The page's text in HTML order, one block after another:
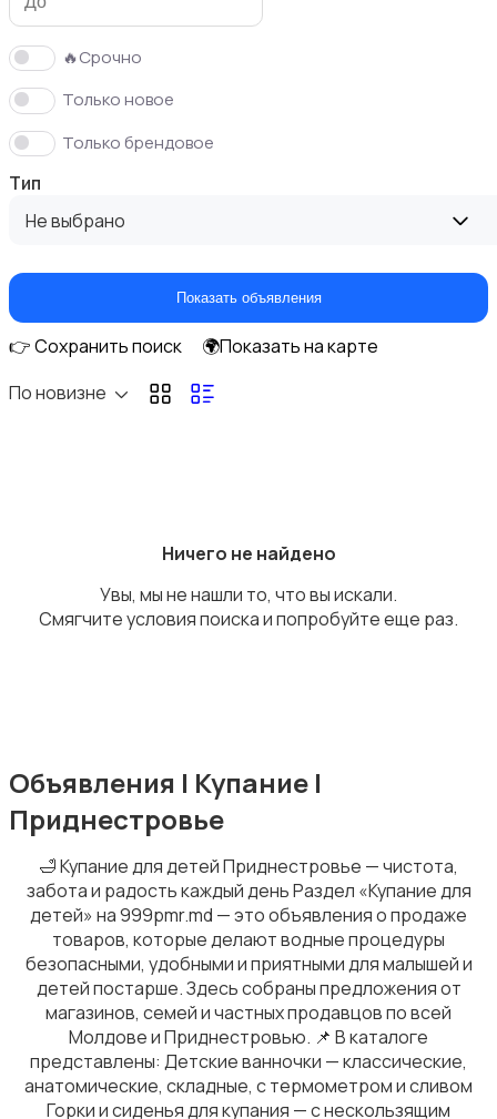
Кормление и питание
Купание
Подгузники и горшки
Товары для мам
Товары для учебы
🔥Срочно
Только новое
Только брендовое
Тип
Не выбрано
Показать объявления
👉 Сохранить поиск
🌍Показать на карте
По новизне
Ничего не найдено
Увы, мы не нашли то, что вы искали.
Смягчите условия поиска и попробуйте еще раз.
Объявления | Купание |
Приднестровье
🛁 Купание для детей Приднестровье — чистота,
забота и радость каждый день Раздел «Купание для
детей» на 999pmr.md — это объявления о продаже
товаров, которые делают водные процедуры
безопасными, удобными и приятными для малышей и
детей постарше. Здесь собраны предложения от
магазинов, семей и частных продавцов по всей
Молдове и Приднестровью. 📌 В каталоге
представлены: Детские ванночки — классические,
анатомические, складные, с термометром и сливом
Горки и сиденья для купания — с нескользящим